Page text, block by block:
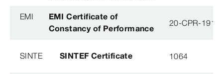
EMI
EMI Certificate of
Constancy of Performance
20-CPR-191-
SINTE SINTEF Certificate 1064